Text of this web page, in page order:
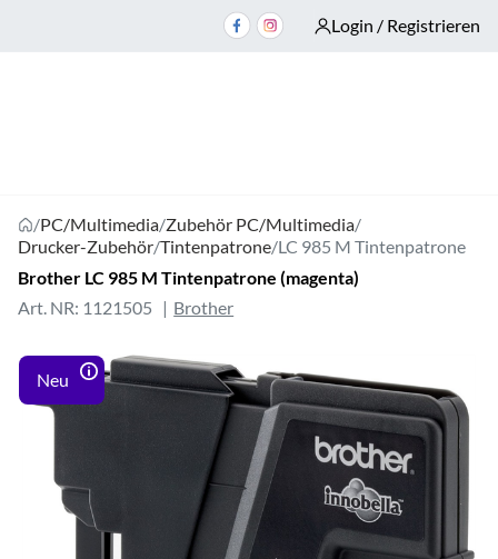
Login / Registrieren
/PC/Multimedia/Zubehör PC/Multimedia/
Drucker-Zubehör/Tintenpatrone/LC 985 M Tintenpatrone
Brother LC 985 M Tintenpatrone (magenta)
Art. NR: 1121505
Brother
Neu